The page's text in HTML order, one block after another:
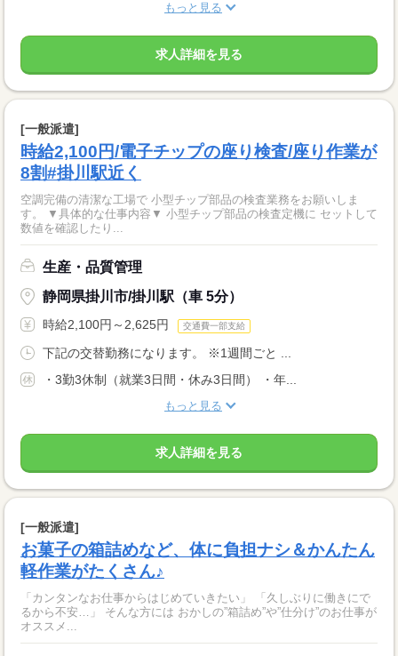
もっと見る
求人詳細を見る
[一般派遣]
時給2,100円/電子チップの座り検査/座り作業が
8割#掛川駅近く
空調完備の清潔な工場で 小型チップ部品の検査業務をお願いしま
す。 ▼具体的な仕事内容▼ 小型チップ部品の検査定機に セットして
数値を確認したり...
生産・品質管理
静岡県掛川市/掛川駅（車 5分）
時給2,100円～2,625円 交通費一部支給
下記の交替勤務になります。 ※1週間ごと ...
・3勤3休制（就業3日間・休み3日間） ・年...
もっと見る
求人詳細を見る
[一般派遣]
お菓子の箱詰めなど、体に負担ナシ＆かんたん
軽作業がたくさん♪
「カンタンなお仕事からはじめていきたい」 「久しぶりに働きにで
るから不安…」 そんな方には おかしの”箱詰め”や”仕分け”のお仕事が
オススメ...